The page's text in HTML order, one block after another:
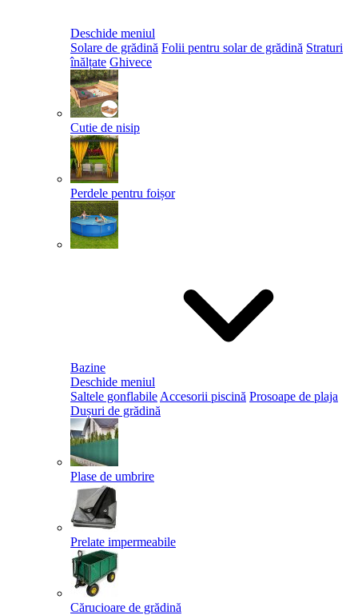
Deschide meniul
Solare de grădină Folii pentru solar de grădină Straturi
înălțate Ghivece
Cutie de nisip
Perdele pentru foișor
Bazine
Deschide meniul
Saltele gonflabile Accesorii piscină Prosoape de plaja
Dușuri de grădină
Plase de umbrire
Prelate impermeabile
Cărucioare de grădină